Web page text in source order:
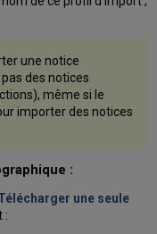
une notice
des notices
même si le
importer des notices
:
une seule
: